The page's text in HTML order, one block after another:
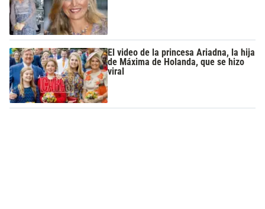
El video de la princesa Ariadna, la hija
de Máxima de Holanda, que se hizo
viral